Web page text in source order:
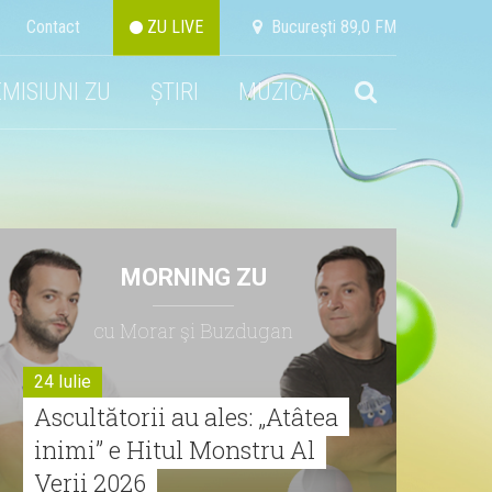
Contact ZU LIVE Bucureşti 89,0 FM
ZU ȘTIRI MUZICA
MORNING ZU
cu Morar şi Buzdugan
24 Iulie
Ascultătorii au ales: „Atâtea
inimi” e Hitul Monstru Al
Verii 2026